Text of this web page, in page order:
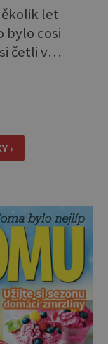
let
bylo cosi
četli v
si je
je ještě
výletě,
žádné místo
›